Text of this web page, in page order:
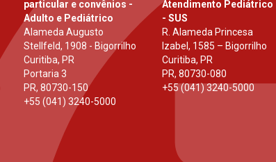
particular e convênios -
Adulto e Pediátrico
Alameda Augusto
Stellfeld, 1908 - Bigorrilho
Curitiba, PR
Portaria 3
PR,80730-150
+55 (041) 3240-5000
Atendimento Pediátrico
- SUS
R. Alameda Princesa
Izabel, 1585 – Bigorrilho
Curitiba, PR
PR, 80730-080
+55 (041) 3240-5000